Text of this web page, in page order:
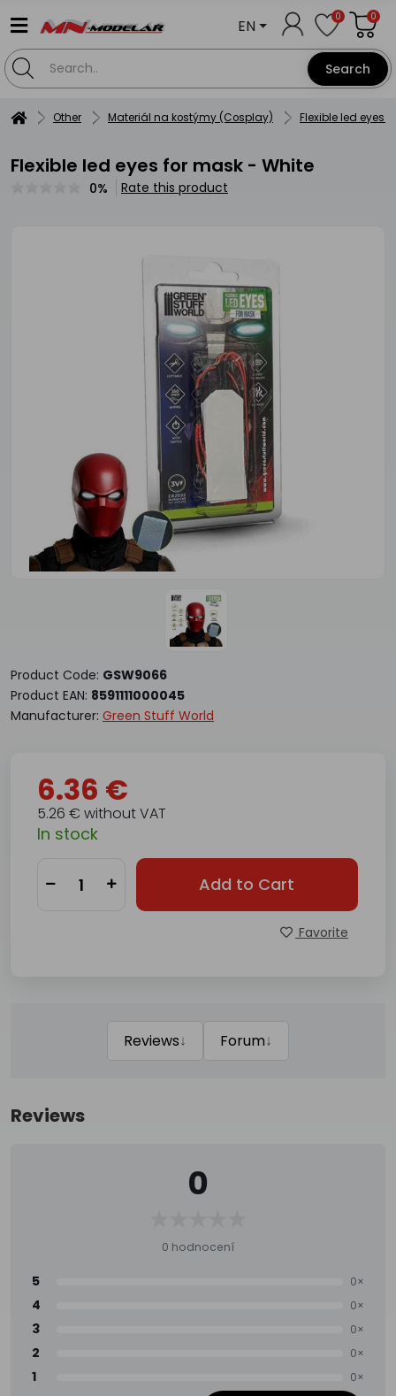
Search
EN 0 0
Other Materiál na kostýmy (Cosplay) Flexible led eyes
Flexible led eyes for mask - White
0% Rate this product
Product Code: GSW9066
Product EAN: 8591111000045
Manufacturer: Green Stuff World
6.36 €
5.26 € without VAT
In stock
Add to Cart
Favorite
Reviews↓ Forum↓
Reviews
0
0 hodnocení
5 0×
4 0×
3 0×
2 0×
1 0×